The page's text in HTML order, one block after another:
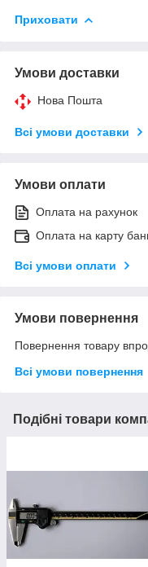
Приховати
Умови доставки
Нова Пошта
Всі умови доставки
Умови оплати
Оплата на рахунок
Оплата на карту
Всі умови оплати
Умови повернення
Повернення товару
Всі умови повернення
Подібні товари